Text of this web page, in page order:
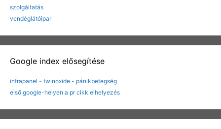
szolgáltatás
vendéglátóipar
Google index elősegítése
infrapanel - twinoxide - pánikbetegség
első google-helyen a pr cikk elhelyezés